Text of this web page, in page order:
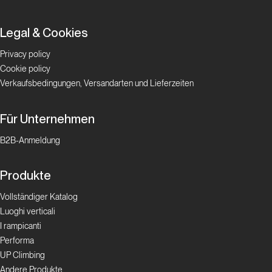
Legal & Cookies
Privacy policy
Cookie policy
Verkaufsbedingungen, Versandarten und Lieferzeiten
Für Unternehmen
B2B-Anmeldung
Produkte
Vollständiger Katalog
Luoghi verticali
I rampicanti
Performa
UP Climbing
Andere Produkte